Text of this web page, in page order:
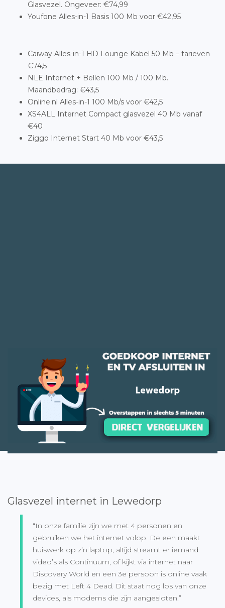
Glasvezel. Ongeveer: €74,99
Youfone Alles-in-1 Basis 100 Mb voor €42,95
Caiway Alles-in-1 HD Lounge Kabel 50 Mb – tarieven
€74,5
NLE Internet + Bellen 100 Mb / 100 Mb.
Maandbedrag: €43,5
Online.nl Alles-in-1 100 Mb/s voor €42,5
XS4ALL Internet Compact glasvezel 40 Mb vanaf
€40
Ziggo Internet Start 40 Mb voor €43,5
Glasvezel internet in Lewedorp
“In onze familie zijn we met 4 personen en
gebruiken we het internet volop. De een maakt
huiswerk op z’n laptop, altijd streamt er iemand
video’s als Continuum, of kijkt via internet naar
Discovery World en een 3e persoon is online vaak
bezig met Left 4 Dead. Dit staat nog los van onze
devices, als modems die zijn aangesloten.”